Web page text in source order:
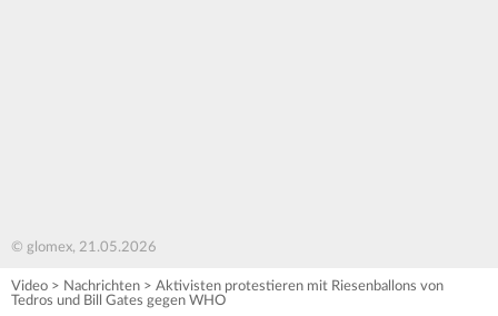
© glomex, 21.05.2026
Video > Nachrichten > Aktivisten protestieren mit Riesenballons von
Tedros und Bill Gates gegen WHO